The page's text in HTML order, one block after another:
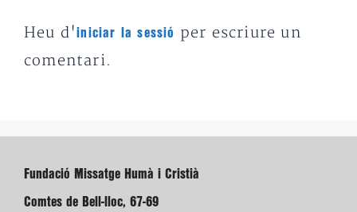
Heu d'iniciar la sessió
per escriure un
comentari.
Fundació Missatge Humà i Cristià
Comtes de Bell-lloc, 67-69